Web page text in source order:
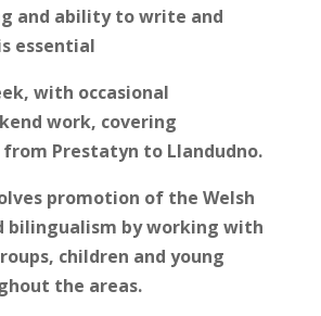
and ability to write and
essential
with occasional
work, covering
Prestatyn to Llandudno.
promotion of the Welsh
bilingualism by working with
children and young
the areas.